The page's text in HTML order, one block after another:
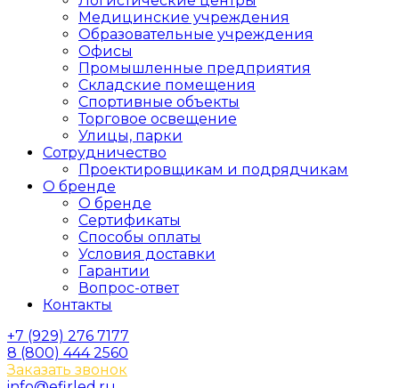
Медицинские учреждения
Образовательные учреждения
Офисы
Промышленные предприятия
Складские помещения
Спортивные объекты
Торговое освещение
Улицы, парки
Сотрудничество
Проектировщикам и подрядчикам
О бренде
О бренде
Сертификаты
Способы оплаты
Условия доставки
Гарантии
Вопрос-ответ
Контакты
+7 (929) 276 7177
8 (800) 444 2560
Заказать звонок